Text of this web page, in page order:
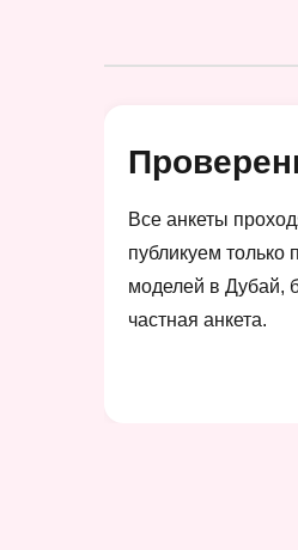
Все анкеты
публикуем только
моделей в Дубай,
частная анкета.